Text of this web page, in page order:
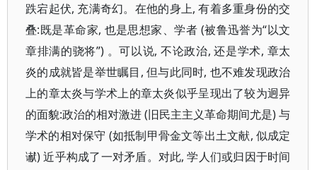
跌宕起伏, 充满奇幻。在他的身上, 有着多重身份的交
叠:既是革命家, 也是思想家、学者 (被鲁迅誉为“以文
章排满的骁将”) 。可以说, 不论政治, 还是学术, 章太
炎的成就皆是举世瞩目, 但与此同时, 也不难发现政治
上的章太炎与学术上的章太炎似乎呈现出了较为迥异
的面貌:政治的相对激进 (旧民主主义革命期间尤是) 与
学术的相对保守 (如抵制甲骨金文等出土文献, 似成定
谳) 近乎构成了一对矛盾。对此, 学人们或归因于时间